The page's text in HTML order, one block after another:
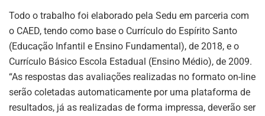
Todo o trabalho foi elaborado pela Sedu em parceria com
o CAED, tendo como base o Currículo do Espírito Santo
(Educação Infantil e Ensino Fundamental), de 2018, e o
Currículo Básico Escola Estadual (Ensino Médio), de 2009.
“As respostas das avaliações realizadas no formato on-line
serão coletadas automaticamente por uma plataforma de
resultados, já as realizadas de forma impressa, deverão ser